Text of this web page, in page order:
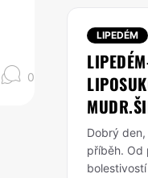
0
LIPEDÉM
Dobrý
příběh. Od